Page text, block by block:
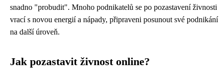
snadno "probudit". Mnoho podnikatelů se po pozastavení živnosti
vrací s novou energií a nápady, připraveni posunout své podnikání
na další úroveň.
Jak pozastavit živnost online?